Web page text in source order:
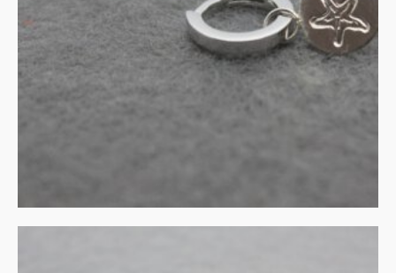
€95.00